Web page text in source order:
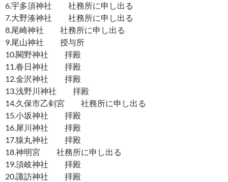
6.宇多須神社 社務所に申し出る
7.大野湊神社 社務所に申し出る
8.尾崎神社 社務所に申し出る
9.尾山神社 授与所
10.闕野神社 拝殿
11.春日神社 拝殿
12.金沢神社 拝殿
13.浅野川神社 拝殿
14.久保市乙剣宮 社務所に申し出る
15.小坂神社 拝殿
16.犀川神社 拝殿
17.猿丸神社 拝殿
18.神明宮 社務所に申し出る
19.須岐神社 拝殿
20.諏訪神社 拝殿